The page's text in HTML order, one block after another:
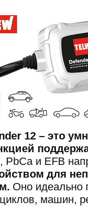
12 – это
PbCa и EFB
для
Оно идеально
машин,